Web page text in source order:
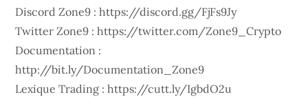
Discord Zone9 : https://discord.gg/FjFs9Jy
Twitter Zone9 : https://twitter.com/Zone9_Crypto
Documentation :
http://bit.ly/Documentation_Zone9
Lexique Trading : https://cutt.ly/IgbdO2u